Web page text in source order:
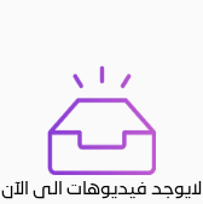
لايوجد فيديوهات الى الآن